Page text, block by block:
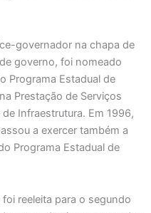
governador na chapa de
governo, foi nomeado
Programa Estadual de
Prestação de Serviços
Infraestrutura. Em 1996,
a exercer também a
Programa Estadual de
reeleita para o segundo